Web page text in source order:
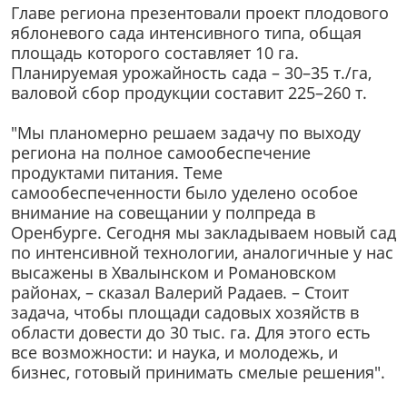
Главе региона презентовали проект плодового
яблоневого сада интенсивного типа, общая
площадь которого составляет 10 га.
Планируемая урожайность сада – 30–35 т./га,
валовой сбор продукции составит 225–260 т.
"Мы планомерно решаем задачу по выходу
региона на полное самообеспечение
продуктами питания. Теме
самообеспеченности было уделено особое
внимание на совещании у полпреда в
Оренбурге. Сегодня мы закладываем новый сад
по интенсивной технологии, аналогичные у нас
высажены в Хвалынском и Романовском
районах, – сказал Валерий Радаев. – Стоит
задача, чтобы площади садовых хозяйств в
области довести до 30 тыс. га. Для этого есть
все возможности: и наука, и молодежь, и
бизнес, готовый принимать смелые решения".